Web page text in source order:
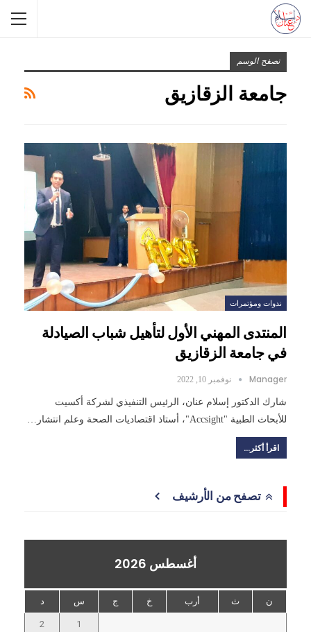
تصفح الوسم
جامعة الزقازيق
ندوات ومؤتمرات
المنتدى المهني الأول لتأهيل شباب الصيادلة
في جامعة الزقازيق
Manager نوفمبر 10, 2022
شارك الدكتور إسلام عنان، الرئيس التنفيذي لشركة أكسيت
للأبحاث الطبية "Accsight"، أستاذ اقتصاديات الصحة وعلم انتشار…
اقرأ أكثر...
تصفح من الأرشيف
أغسطس 2026
ن ث أرب خ ج س د
1
2